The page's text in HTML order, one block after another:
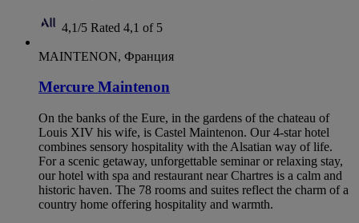
4,1/5 Rated 4,1 of 5
MAINTENON, Франция
Mercure Maintenon
On the banks of the Eure, in the gardens of the chateau of
Louis XIV his wife, is Castel Maintenon. Our 4-star hotel
combines sensory hospitality with the Alsatian way of life.
For a scenic getaway, unforgettable seminar or relaxing stay,
our hotel with spa and restaurant near Chartres is a calm and
historic haven. The 78 rooms and suites reflect the charm of a
country home offering hospitality and warmth.